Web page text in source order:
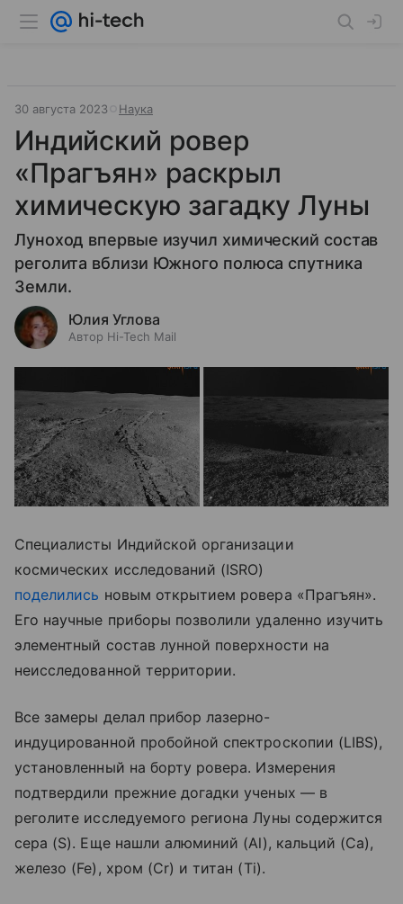
30 августа 2023 Наука
Индийский ровер
«Прагъян» раскрыл
химическую загадку Луны
Луноход впервые изучил химический состав
реголита вблизи Южного полюса спутника
Земли.
Юлия Углова
Автор Hi-Tech Mail
Специалисты Индийской организации
космических исследований (ISRO)
поделились новым открытием ровера «Прагъян».
Его научные приборы позволили удаленно изучить
элементный состав лунной поверхности на
неисследованной территории.
Все замеры делал прибор лазерно-
индуцированной пробойной спектроскопии (LIBS),
установленный на борту ровера. Измерения
подтвердили прежние догадки ученых — в
реголите исследуемого региона Луны содержится
сера (S). Еще нашли алюминий (Al), кальций (Ca),
железо (Fe), хром (Cr) и титан (Ti).